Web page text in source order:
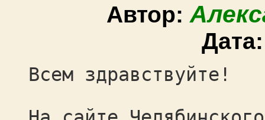
Автор:
Всем здравствуйте!